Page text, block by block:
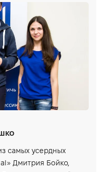
самых усердных
Дмитрия Бойко,